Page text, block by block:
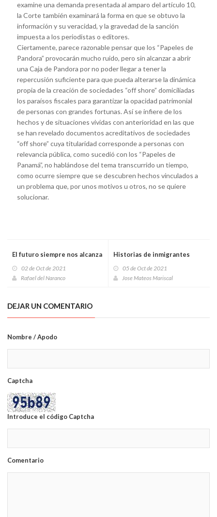
examine una demanda presentada al amparo del artículo 10,
la Corte también examinará la forma en que se obtuvo la
información y su veracidad, y la gravedad de la sanción
impuesta a los periodistas o editores.
Ciertamente, parece razonable pensar que los “Papeles de
Pandora” provocarán mucho ruido, pero sin alcanzar a abrir
una Caja de Pandora por no poder llegar a tener la
repercusión suficiente para que pueda alterarse la dinámica
propia de la creación de sociedades “off shore” domiciliadas
los paraísos fiscales para garantizar la opacidad patrimonial
de personas con grandes fortunas. Así se infiere de los
hechos y de situaciones vividas con anterioridad en las que
se han revelado documentos acreditativos de sociedades
“off shore” cuya titularidad corresponde a personas con
relevancia pública, como sucedió con los “Papeles de
Panamá”, no hablándose del tema transcurrido un tiempo,
como ocurre siempre que se descubren hechos vinculados a
un problema que, por unos motivos u otros, no se quiere
solucionar.
El futuro siempre nos alcanza
02 de Oct de 2021
Rafael del Naranco
Historias de inmigrantes
05 de Oct de 2021
Jose Mateos Mariscal
DEJAR UN COMENTARIO
Nombre / Apodo
Captcha
Introduce el código Captcha
Comentario